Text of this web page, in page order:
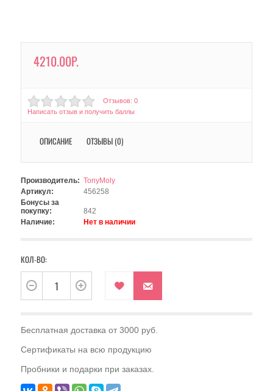
4210.00Р.
Отзывов: 0
Написать отзыв и получить баллы
ОПИСАНИЕ ОТЗЫВЫ (0)
Производитель: TonyMoly
Артикул:
456258
Бонусы за
покупку:
842
Наличие:
Нет в наличии
КОЛ-ВО:
Бесплатная доставка от 3000 руб.
Сертификаты на всю продукцию
Пробники и подарки при заказах.